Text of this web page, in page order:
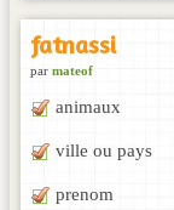
fatnassi
par mateof
animaux
ville ou pays
prenom